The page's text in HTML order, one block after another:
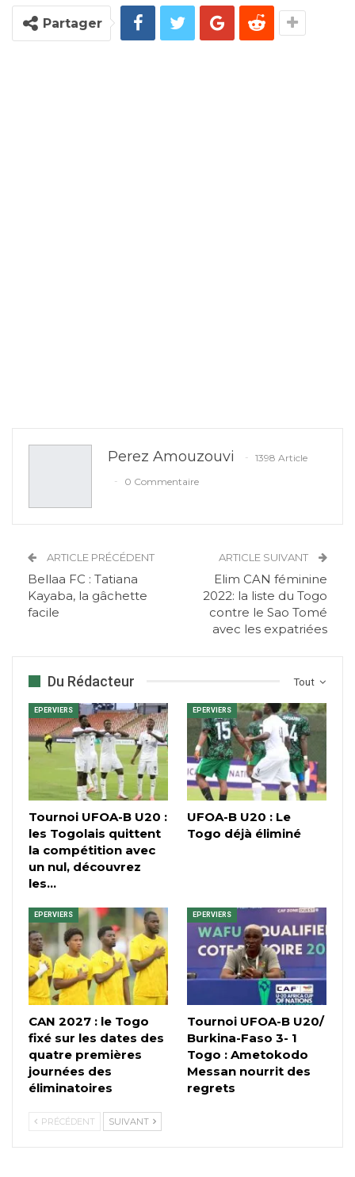
Partager
Perez Amouzouvi
1398 Article
0 Commentaire
ARTICLE PRÉCÉDENT
Bellaa FC : Tatiana
Kayaba, la gâchette
facile
ARTICLE SUIVANT
Elim CAN féminine
2022: la liste du Togo
contre le Sao Tomé
avec les expatriées
Tout
Du Rédacteur
EPERVIERS
Tournoi UFOA-B U20 :
les Togolais quittent
la compétition avec
un nul, découvrez
les…
EPERVIERS
UFOA-B U20 : Le
Togo déjà éliminé
EPERVIERS
CAN 2027 : le Togo
fixé sur les dates des
quatre premières
journées des
éliminatoires
EPERVIERS
Tournoi UFOA-B U20/
Burkina-Faso 3- 1
Togo : Ametokodo
Messan nourrit des
regrets
PRÉCÉDENT SUIVANT